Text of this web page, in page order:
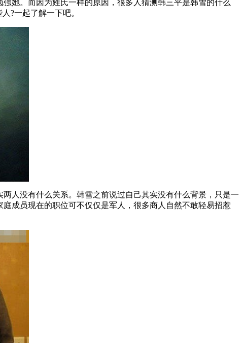
她。而因为姓氏一样的原因，很多人猜测韩三平是韩雪的什么
?一起了解一下吧。
人没有什么关系。韩雪之前说过自己其实没有什么背景，只是一
成员现在的职位可不仅仅是军人，很多商人自然不敢轻易招惹